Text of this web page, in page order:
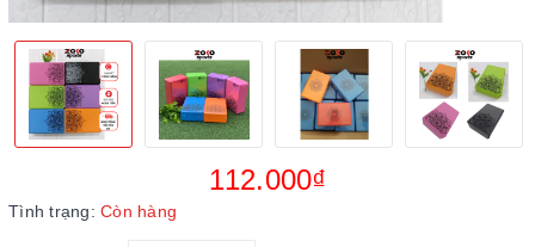
112.000₫
Tình trạng: Còn hàng